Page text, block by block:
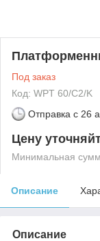
Под заказ
Код: WPT 60/C2/K
Отправка с 26
Цену
Минимальная
Описание
Описание